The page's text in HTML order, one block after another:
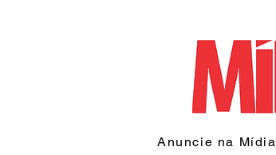
Anuncie na Mídia